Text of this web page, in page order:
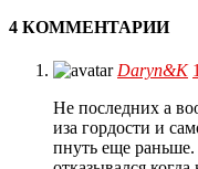
4 КОММЕНТАРИИ
Daryn&K
Не последних а
иза гордости и
пнуть еще